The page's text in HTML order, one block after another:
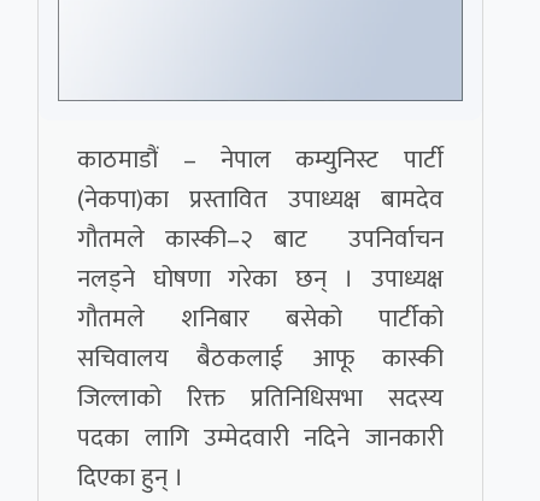
काठमाडौं – नेपाल कम्युनिस्ट पार्टी
(नेकपा)का प्रस्तावित उपाध्यक्ष बामदेव
गौतमले कास्की–२ बाट उपनिर्वाचन
नलड्ने घोषणा गरेका छन् । उपाध्यक्ष
गौतमले शनिबार बसेको पार्टीको
सचिवालय बैठकलाई आफू कास्की
जिल्लाको रिक्त प्रतिनिधिसभा सदस्य
पदका लागि उम्मेदवारी नदिने जानकारी
दिएका हुन् ।